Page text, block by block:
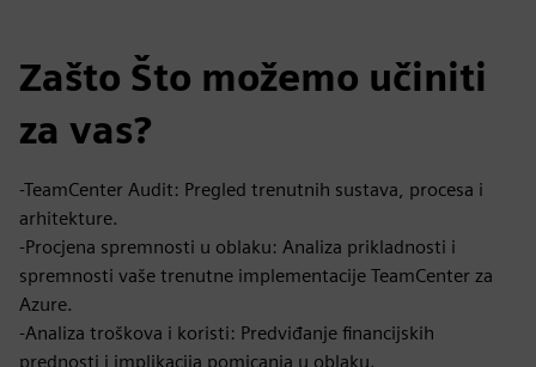
Zašto Što možemo učiniti
za vas?
-TeamCenter Audit: Pregled trenutnih sustava, procesa i
arhitekture.
-Procjena spremnosti u oblaku: Analiza prikladnosti i
spremnosti vaše trenutne implementacije TeamCenter za
Azure.
-Analiza troškova i koristi: Predviđanje financijskih
prednosti i implikacija pomicanja u oblaku.